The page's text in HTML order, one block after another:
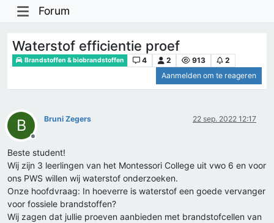
Forum
Waterstof efficientie proef
Brandstoffen & biobrandstoffen 4 2 913
2
Aanmelden om te reageren
B
Offline
Bruni Zegers 22 sep. 2022 12:17
Beste student!
Wij zijn 3 leerlingen van het Montessori College uit vwo 6 en voor
ons PWS willen wij waterstof onderzoeken.
Onze hoofdvraag: In hoeverre is waterstof een goede vervanger
voor fossiele brandstoffen?
Wij zagen dat jullie proeven aanbieden met brandstofcellen van